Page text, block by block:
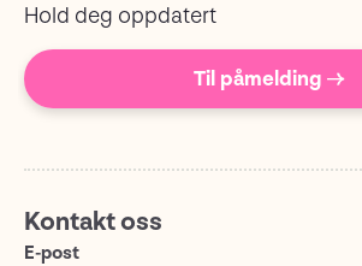
Hold deg oppdatert
Til påmelding →
Kontakt oss
E-post